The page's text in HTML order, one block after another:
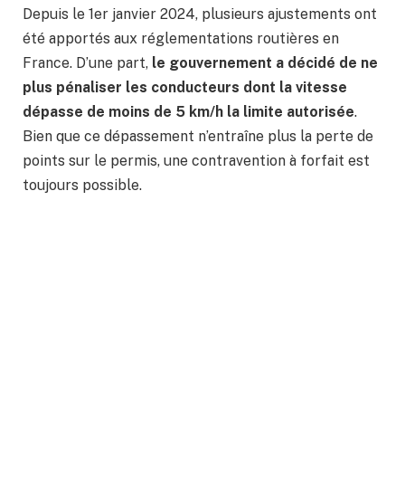
Depuis le 1er janvier 2024, plusieurs ajustements ont
été apportés aux réglementations routières en
France. D’une part, le gouvernement a décidé de ne
plus pénaliser les conducteurs dont la vitesse
dépasse de moins de 5 km/h la limite autorisée.
Bien que ce dépassement n’entraîne plus la perte de
points sur le permis, une contravention à forfait est
toujours possible.